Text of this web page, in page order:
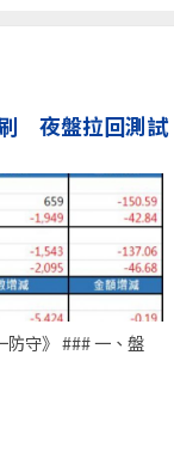
夜盤拉回測試
守》 ### 一、盤